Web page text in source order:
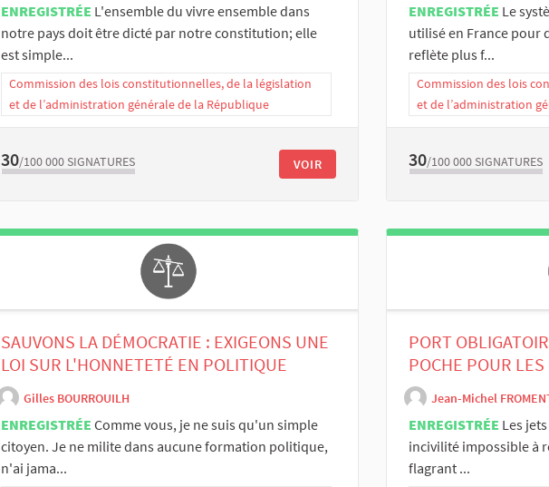
ENREGISTRÉE L'ensemble du vivre ensemble dans
notre pays doit être dicté par notre constitution; elle
est simple...
Commission des lois constitutionnelles, de la législation
et de l’administration générale de la République
30/100 000 SIGNATURES VOIR
ENREGISTRÉE Le
utilisé en France pour
reflète plus f...
Commission des lois
et de l’administration
30/100 000 SIGNATURES
SAUVONS LA DÉMOCRATIE : EXIGEONS UNE
LOI SUR L'HONNETETÉ EN POLITIQUE
Gilles BOURROUILH
ENREGISTRÉE Comme vous, je ne suis qu'un simple
citoyen. Je ne milite dans aucune formation politique,
n'ai jama...
PORT
POCHE POUR
Jean-Michel
ENREGISTRÉE Les
incivilité impossible à
flagrant ...